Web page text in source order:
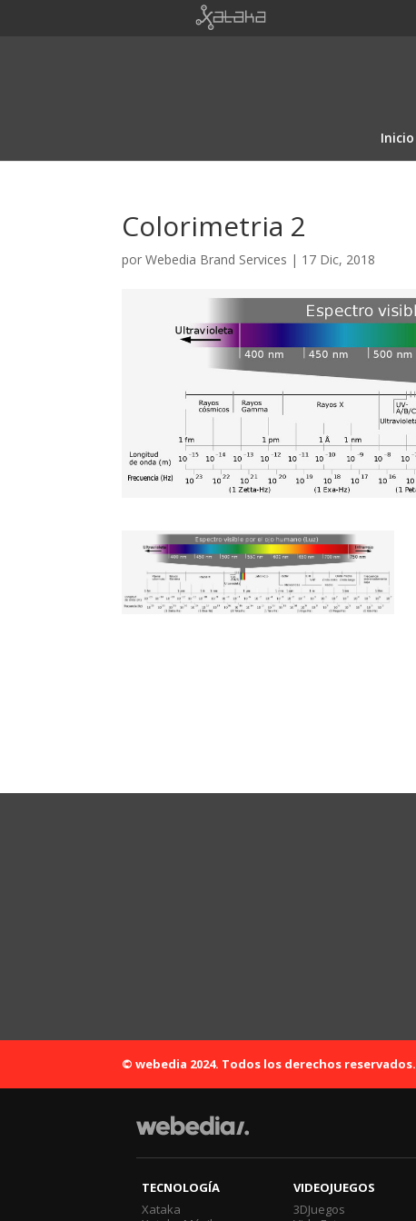
Inicio
Colorimetria 2
porWebedia Brand Services | 17 Dic, 2018
© webedia 2024. Todos los derechos reservados.
TECNOLOGÍA
Xataka
VIDEOJUEGOS
3DJuegos